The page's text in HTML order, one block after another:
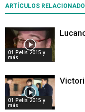
ARTÍCULOS
01 Pelis 2015 y
más
01 Pelis 2015 y
más